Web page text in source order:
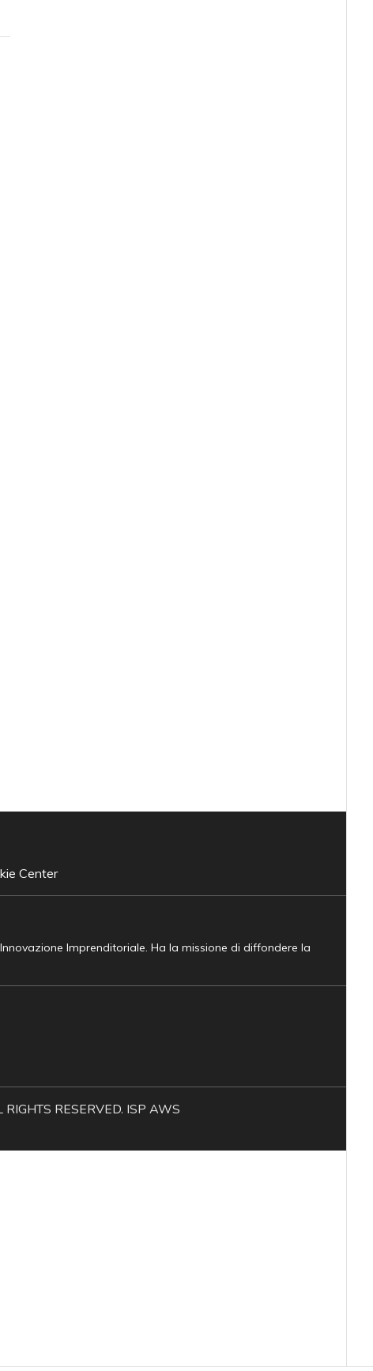
Center
Imprenditoriale. Ha la missione di diffondere la
RESERVED. ISP AWS